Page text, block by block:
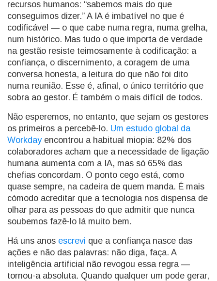
recursos humanos: “sabemos mais do que
conseguimos dizer.” A IA é imbatível no que é
codificável — o que cabe numa regra, numa grelha,
num histórico. Mas tudo o que importa de verdade
na gestão resiste teimosamente à codificação: a
confiança, o discernimento, a coragem de uma
conversa honesta, a leitura do que não foi dito
numa reunião. Esse é, afinal, o único território que
sobra ao gestor. É também o mais difícil de todos.
Não esperemos, no entanto, que sejam os gestores
os primeiros a percebê-lo. Um estudo global da
Workdayencontrou a habitual miopia: 82% dos
colaboradores acham que a necessidade de ligação
humana aumenta com a IA, mas só 65% das
chefias concordam. O ponto cego está, como
quase sempre, na cadeira de quem manda. É mais
cómodo acreditar que a tecnologia nos dispensa de
olhar para as pessoas do que admitir que nunca
soubemos fazê-lo lá muito bem.
Há uns anos escrevi que a confiança nasce das
ações e não das palavras: não diga, faça. A
inteligência artificial não revogou essa regra —
tornou-a absoluta. Quando qualquer um pode gerar,